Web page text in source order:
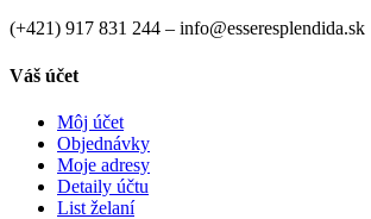
(+421) 917 831 244 – info@esseresplendida.sk
Váš účet
Môj účet
Objednávky
Moje adresy
Detaily účtu
List želaní